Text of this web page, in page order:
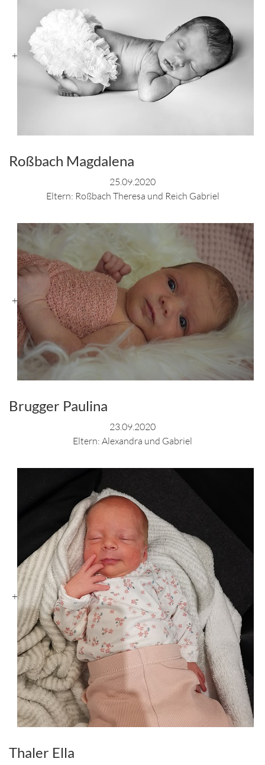
+
Roßbach Magdalena
25.09.2020
Eltern: Roßbach Theresa und Reich Gabriel
+
Brugger Paulina
23.09.2020
Eltern: Alexandra und Gabriel
+
Thaler Ella